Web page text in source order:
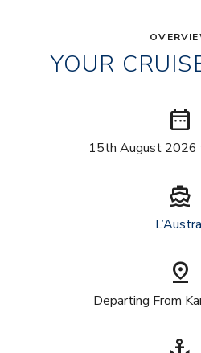
YOUR
date_range
15th August 2026
directions_boat
pin_drop
Departing From